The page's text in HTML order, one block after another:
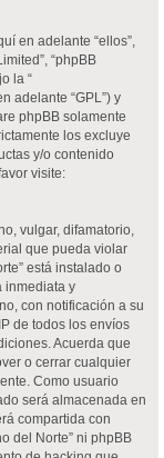
en adelante “ellos”,
“phpBB
la “
adelante “GPL”) y
phpBB solamente
los excluye
y/o contenido
visite:
vulgar, difamatorio,
que pueda violar
está instalado o
inmediata y
con notificación a su
de todos los envíos
Acuerda que
o cerrar cualquier
Como usuario
será almacenada en
compartida con
del Norte” ni phpBB